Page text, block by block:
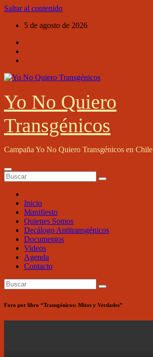
Saltar al contenido
5 de agosto de 2026
Yo No Quiero
Transgénicos
Campaña Yo No Quiero Transgénicos en Chile
Inicio
Manifiesto
Quienes Somos
Decálogo Antitransgénicos
Documentos
Videos
Agenda
Contacto
Foro por libro “Transgénicos: Mitos y Verdades”